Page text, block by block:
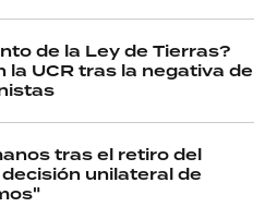
de la Ley de Tierras?
la UCR tras la negativa de
tras el retiro del
unilateral de